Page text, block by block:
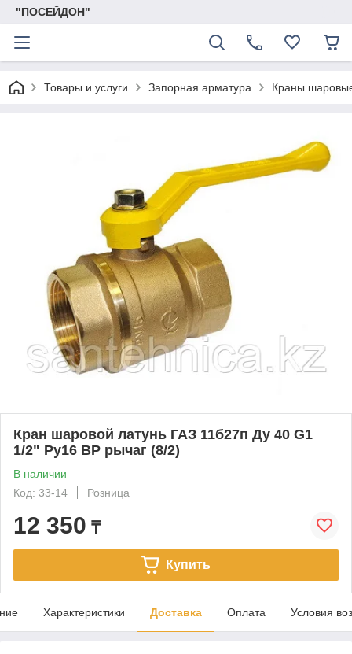
"ПОСЕЙДОН"
Товары и услуги Запорная арматура Краны
Кран шаровой латунь ГАЗ 11б27п Ду 40 G1
1/2" Ру16 ВР рычаг (8/2)
В наличии
Код: 33-14
Розница
12 350 ₸
Купить
Характеристики Доставка Оплата Условия